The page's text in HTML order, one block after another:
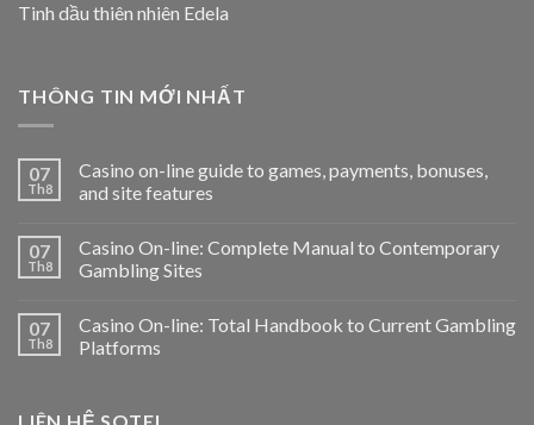
Tinh dầu thiên nhiên Edela
THÔNG TIN MỚI NHẤT
07
Th8
Casino on-line guide to games, payments, bonuses,
and site features
07
Th8
Casino On-line: Complete Manual to Contemporary
Gambling Sites
07
Th8
Casino On-line: Total Handbook to Current Gambling
Platforms
LIÊN HỆ SOTEL